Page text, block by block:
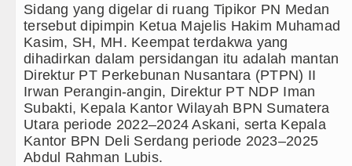
Masyarakat Desak APH Bongkar Penadah
Dewan Usul BUMD Sumut Kelola Rumput
Dugaan Penyimpangan Dana BOS TA 2025,
Risiko Tertular HIV/AIDS Melalui Hubungan
Bertekad Pulang Mantan PM Bangladesh
Sidang yang digelar di ruang Tipikor PN Medan
tersebut dipimpin Ketua Majelis Hakim Muhamad
Kasim, SH, MH. Keempat terdakwa yang
dihadirkan dalam persidangan itu adalah mantan
Direktur PT Perkebunan Nusantara (PTPN) II
Irwan Perangin-angin, Direktur PT NDP Iman
Subakti, Kepala Kantor Wilayah BPN Sumatera
Utara periode 2022–2024 Askani, serta Kepala
Kantor BPN Deli Serdang periode 2023–2025
Abdul Rahman Lubis.